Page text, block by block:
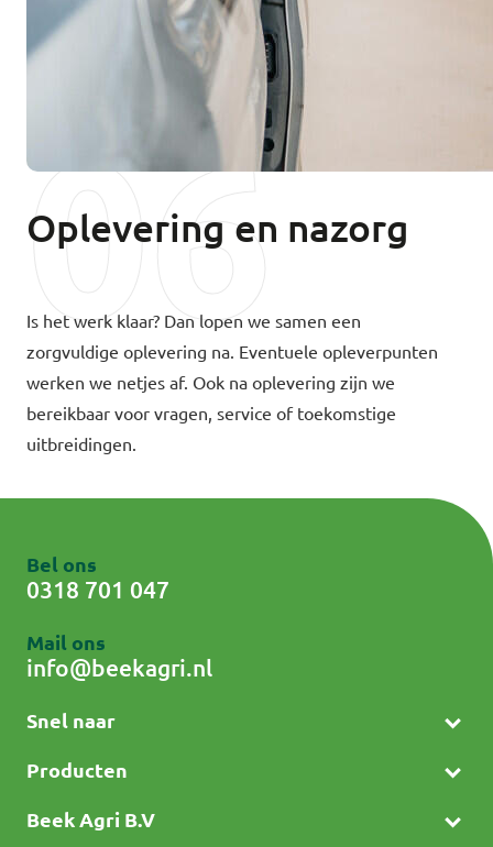
06
Oplevering en nazorg
Is het werk klaar? Dan lopen we samen een
zorgvuldige oplevering na. Eventuele opleverpunten
werken we netjes af. Ook na oplevering zijn we
bereikbaar voor vragen, service of toekomstige
uitbreidingen.
Snel naar
Producten
Beek Agri B.V
Bel ons
0318 701 047
Mail ons
info@beekagri.nl